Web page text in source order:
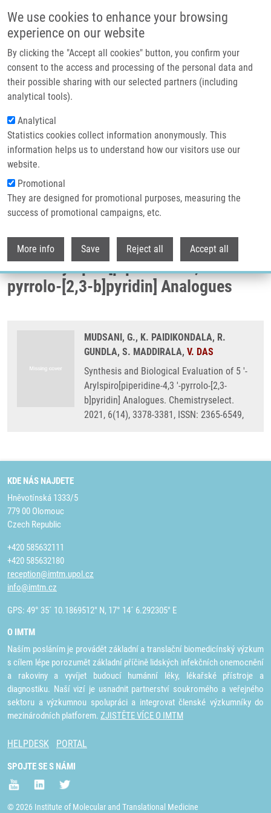
We use cookies to enhance your browsing
experience on our website
By clicking the "Accept all cookies" button, you confirm your
consent to the access and processing of the personal data and
their possible sharing with our selected partners (including
analytical tools).
Analytical
Statistics cookies collect information anonymously. This
information helps us to understand how our visitors use our
website.
Promotional
They are designed for promotional purposes, measuring the
success of promotional campaigns, etc.
More info Save Reject all Accept all
Header image
Drobečková navigace
Domů
Synthesis And Biological Evaluation Of 5 '-Arylspiro[piperidine-4,3 '-
pyrrolo-[2,3-b]pyridin] Analogues
Synthesis and Biological Evaluation
of 5 '-Arylspiro[piperidine-4,3 '-
pyrrolo-[2,3-b]pyridin] Analogues
MUDSANI, G., K. PAIDIKONDALA, R.
GUNDLA, S. MADDIRALA, V. DAS
Synthesis and Biological Evaluation of 5 '-
Arylspiro[piperidine-4,3 '-pyrrolo-[2,3-
b]pyridin] Analogues. Chemistryselect.
2021, 6(14), 3378-3381, ISSN: 2365-6549,
KDE NÁS NAJDETE
Hněvotínská 1333/5
779 00 Olomouc
Czech Republic
+420 585632111
+420 585632180
reception@imtm.upol.cz
info@imtm.cz
GPS: 49° 35´ 10.1869512" N, 17° 14´ 6.292305" E
O IMTM
Naším posláním je provádět základní a translační biomedicínský výzkum
s cílem lépe porozumět základní příčině lidských infekčních onemocnění
a rakoviny a vyvíjet budoucí humánní léky, lékařské přístroje a
diagnostiku. Naší vizí je usnadnit partnerství soukromého a veřejného
sektoru a výzkumnou spolupráci a integrovat členské výzkumníky do
mezinárodních platforem. ZJISTĚTE VÍCE O IMTM
HELPDESK PORTAL
SPOJTE SE S NÁMI
© 2026 Institute of Molecular and Translational Medicine